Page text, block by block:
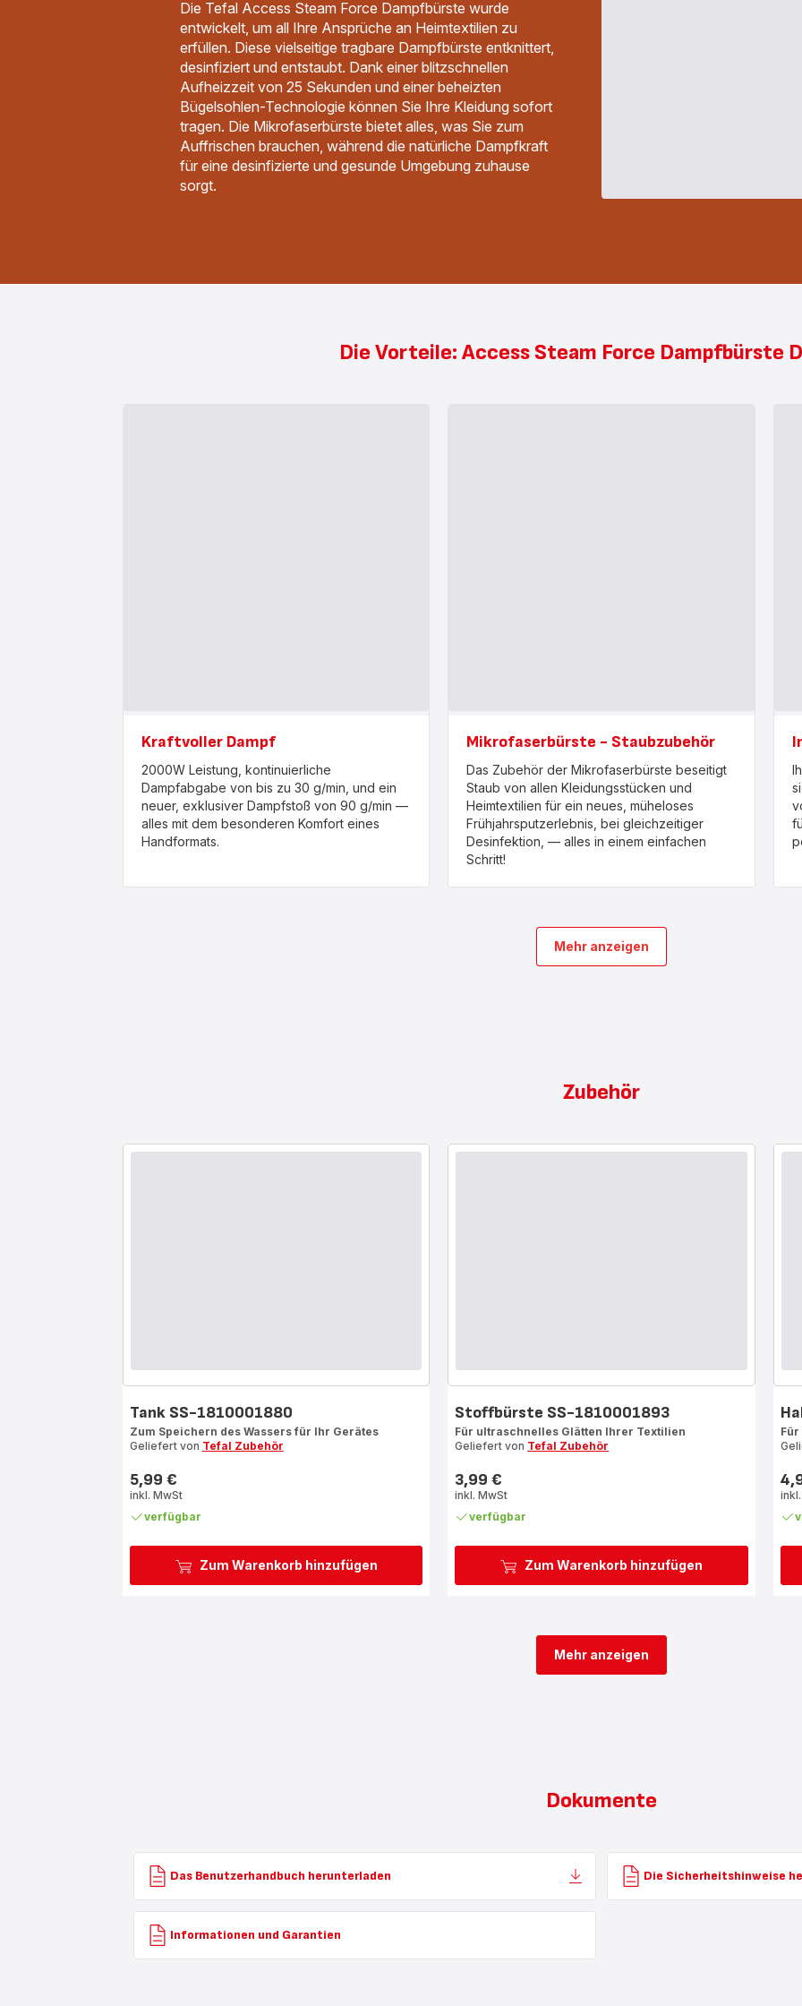
Die Tefal Access Steam Force Dampfbürste wurde
entwickelt, um all Ihre Ansprüche an Heimtextilien zu
erfüllen. Diese vielseitige tragbare Dampfbürste entknittert,
desinfiziert und entstaubt. Dank einer blitzschnellen
Aufheizzeit von 25 Sekunden und einer beheizten
Bügelsohlen-Technologie können Sie Ihre Kleidung sofort
tragen. Die Mikrofaserbürste bietet alles, was Sie zum
Auffrischen brauchen, während die natürliche Dampfkraft
für eine desinfizierte und gesunde Umgebung zuhause
sorgt.
Die Vorteile: Access Steam Force Dampfbürste
Kraftvoller Dampf
2000W Leistung, kontinuierliche
Dampfabgabe von bis zu 30 g/min, und ein
neuer, exklusiver Dampfstoß von 90 g/min —
alles mit dem besonderen Komfort eines
Handformats.
Mikrofaserbürste - Staubzubehör
Das Zubehör der Mikrofaserbürste beseitigt
Staub von allen Kleidungsstücken und
Heimtextilien für ein neues, müheloses
Frühjahrsputzerlebnis, bei gleichzeitiger
Desinfektion, — alles in einem einfachen
Schritt!
Mehr anzeigen
Zubehör
Zum Warenkorb hinzufügen
Tank SS-1810001880
Zum Speichern des Wassers für Ihr Gerätes
Geliefert von Tefal Zubehör
Preis
5,99 €
inkl. MwSt
verfügbar
Zum Warenkorb hinzufügen
Stoffbürste SS-1810001893
Für ultraschnelles Glätten Ihrer Textilien
Geliefert von Tefal Zubehör
Preis
3,99 €
inkl. MwSt
verfügbar
Mehr anzeigen
Dokumente
Das Benutzerhandbuch herunterladen Die Sicherheitshinweise
Informationen und Garantien